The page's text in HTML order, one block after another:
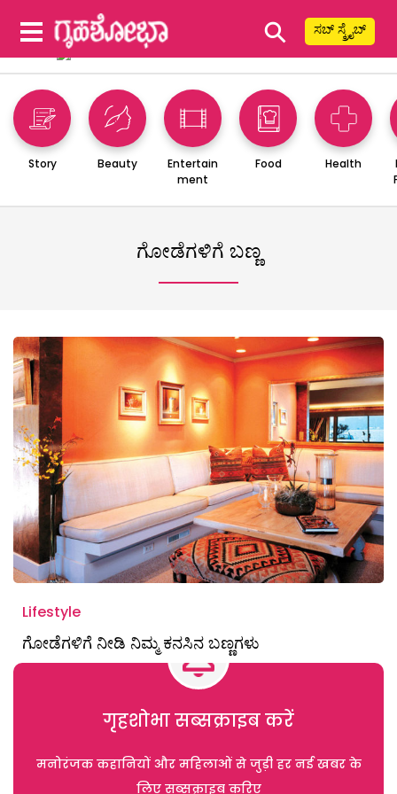
⚲ ಸಬ್ ಸ್ಕ್ರೈಬ್
Story Beauty
Entertain
ment
Food Health
ಗೋಡೆಗಳಿಗೆ ಬಣ್ಣ
Lifestyle
ಗೋಡೆಗಳಿಗೆ ನೀಡಿ ನಿಮ್ಮ ಕನಸಿನ ಬಣ್ಣಗಳು
गृहशोभा सब्सक्राइब करें
मनोरंजक कहानियों और महिलाओं से जुड़ी हर नई खबर के
लिए सब्सक्राइब करिए